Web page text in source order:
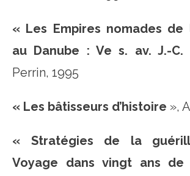
« Les Empires nomades de
au Danube : Ve s. av. J.-C.
Perrin, 1995
« Les bâtisseurs d’histoire »,
« Stratégies de la
Voyage dans vingt ans de